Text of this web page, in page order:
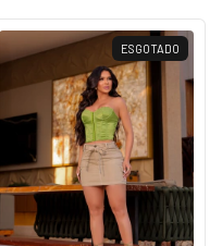
ESGOTADO